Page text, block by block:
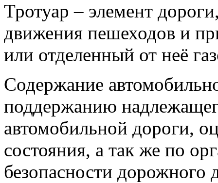
Тротуар – элемент
движения пешеходов и
или отделенный от неё
Содержание
поддержанию
автомобильной дороги,
состояния, а так же по
безопасности дорожного